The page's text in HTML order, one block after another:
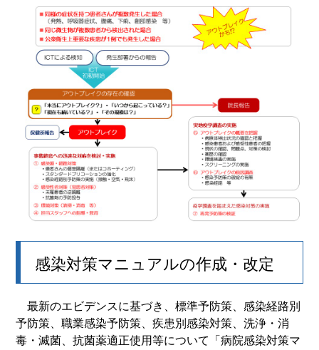
感染対策マニュアルの作成・改定
最新のエビデンスに基づき、標準予防策、感染経路別
予防策、職業感染予防策、疾患別感染対策、洗浄・消
毒・滅菌、抗菌薬適正使用等について「病院感染対策マ